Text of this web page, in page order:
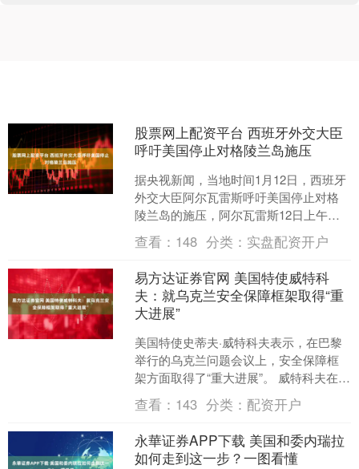
股票网上配资平台 西班牙外交大臣
呼吁美国停止对格陵兰岛施压
据央视新闻，当地时间1月12日，西班牙
外交大臣阿尔瓦雷斯呼吁美国停止对格
陵兰岛的施压，阿尔瓦雷斯12日上午发
表讲话，称他认为“必须停止对格陵兰岛
施加压力”，格陵....
查看： 148 分类： 实盘配资开户
易方达证券官网 美国特使威特科
夫：就乌克兰安全保障框架取得“重
大进展”
美国特使史蒂夫·威特科夫表示，在巴黎
举行的乌克兰问题会议上，安全保障框
架方面取得了“重大进展”。 威特科夫在X
平台上的帖子中发布了关于巴黎-乌克兰
会议的相关消息....
查看： 143 分类： 配资开户
永華证券APP下载 美国和委内瑞拉
如何走到这一步？一图看懂